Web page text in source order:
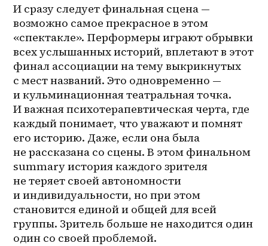
И сразу следует финальная сцена —
возможно самое прекрасное в этом
«спектакле». Перформеры играют обрывки
всех услышанных историй, вплетают в этот
финал ассоциации на тему выкрикнутых
с мест названий. Это одновременно —
и кульминационная театральная точка.
И важная психотерапевтическая черта, где
каждый понимает, что уважают и помнят
его историю. Даже, если она была
не рассказана со сцены. В этом финальном
summary история каждого зрителя
не теряет своей автономности
и индивидуальности, но при этом
становится единой и общей для всей
группы. Зритель больше не находится один
один со своей проблемой.